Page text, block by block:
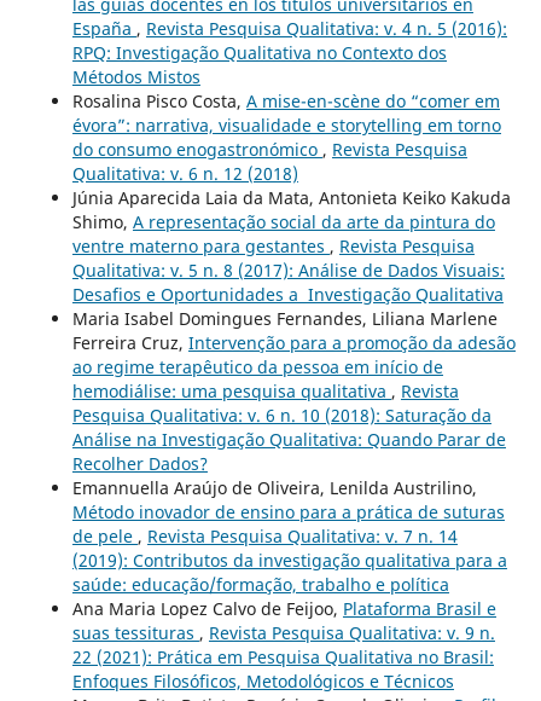
las guías docentes en los títulos universitarios en
España , Revista Pesquisa Qualitativa: v. 4 n. 5 (2016):
RPQ: Investigação Qualitativa no Contexto dos
Métodos Mistos
Rosalina Pisco Costa, A mise-en-scène do “comer em
évora”: narrativa, visualidade e storytelling em torno
do consumo enogastronómico , Revista Pesquisa
Qualitativa: v. 6 n. 12 (2018)
Júnia Aparecida Laia da Mata, Antonieta Keiko Kakuda
Shimo, A representação social da arte da pintura do
ventre materno para gestantes , Revista Pesquisa
Qualitativa: v. 5 n. 8 (2017): Análise de Dados Visuais:
Desafios e Oportunidades a Investigação Qualitativa
Maria Isabel Domingues Fernandes, Liliana Marlene
Ferreira Cruz, Intervenção para a promoção da adesão
ao regime terapêutico da pessoa em início de
hemodiálise: uma pesquisa qualitativa , Revista
Pesquisa Qualitativa: v. 6 n. 10 (2018): Saturação da
Análise na Investigação Qualitativa: Quando Parar de
Recolher Dados?
Emannuella Araújo de Oliveira, Lenilda Austrilino,
Método inovador de ensino para a prática de suturas
de pele , Revista Pesquisa Qualitativa: v. 7 n. 14
(2019): Contributos da investigação qualitativa para a
saúde: educação/formação, trabalho e política
Ana Maria Lopez Calvo de Feijoo, Plataforma Brasil e
suas tessituras , Revista Pesquisa Qualitativa: v. 9 n.
22 (2021): Prática em Pesquisa Qualitativa no Brasil:
Enfoques Filosóficos, Metodológicos e Técnicos